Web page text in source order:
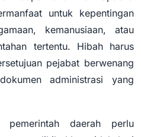
untuk kepentingan
kemanusiaan, atau
tertentu. Hibah harus
pejabat berwenang
administrasi yang
pemerintah daerah perlu